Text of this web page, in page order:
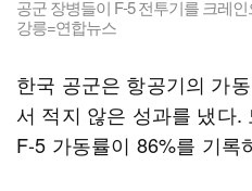
공군 장병들이 F-5 전투기를 크레
강릉=연합뉴스
한국 공군은 항공기의 가
서 적지 않은 성과를 냈다.
F-5 가동률이 86%를 기록